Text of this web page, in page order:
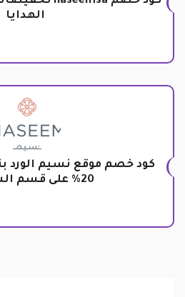
الهدايا
كود خصم موقع نسيم الورد
20% على قسم الشكولاته